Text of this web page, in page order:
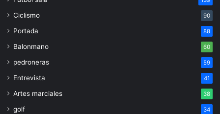
Ciclismo 90
Portada 88
Balonmano 60
pedroneras 59
Entrevista 41
Artes marciales 38
golf 34